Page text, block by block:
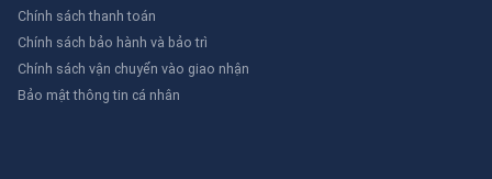
Chính sách thanh toán
Chính sách bảo hành và bảo trì
Chính sách vận chuyển vào giao nhận
Bảo mật thông tin cá nhân